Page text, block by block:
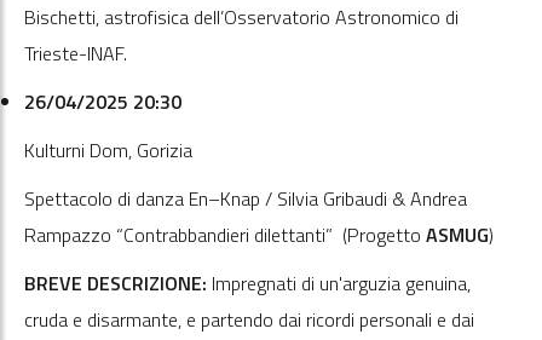
Bischetti, astrofisica dell’Osservatorio Astronomico di
Trieste-INAF.
26/04/2025 20:30
Kulturni Dom, Gorizia
Spettacolo di danza En–Knap / Silvia Gribaudi & Andrea
Rampazzo “Contrabbandieri dilettanti” (Progetto ASMUG)
BREVE DESCRIZIONE: Impregnati di un'arguzia genuina,
cruda e disarmante, e partendo dai ricordi personali e dai